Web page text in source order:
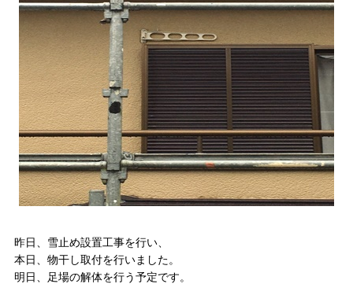
昨日、雪止め設置工事を行い、
本日、物干し取付を行いました。
明日、足場の解体を行う予定です。